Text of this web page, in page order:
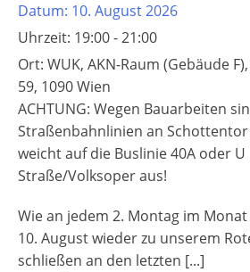
Datum: 10. August 2026
Uhrzeit: 19:00 - 21:00
Ort: WUK, AKN-Raum (Gebäude
59, 1090 Wien
ACHTUNG: Wegen Bauarbeiten
Straßenbahnlinien an
weicht auf die Buslinie 40A oder
Straße/Volksoper aus!
Wie an jedem 2. Montag im
10. August wieder zu unserem
schließen an den letzten [...]